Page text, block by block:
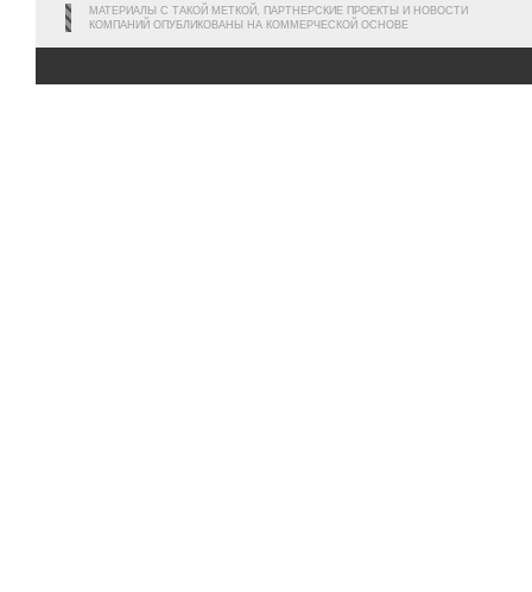
МАТЕРИАЛЫ С ТАКОЙ МЕТКОЙ, ПАРТНЕРСКИЕ ПРОЕКТЫ И НОВОСТИ
КОМПАНИЙ ОПУБЛИКОВАНЫ НА КОММЕРЧЕСКОЙ ОСНОВЕ